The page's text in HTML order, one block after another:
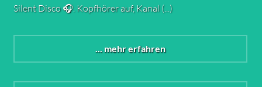
Silent Disco 🎧. Kopfhörer auf, Kanal (...)
... mehr erfahren